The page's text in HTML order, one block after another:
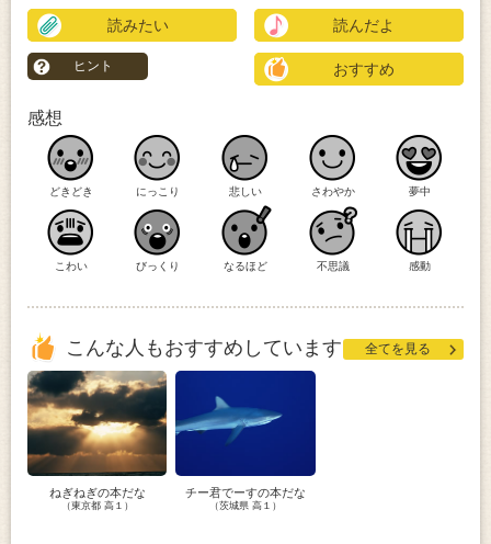
読みたい 読んだよ
ヒント おすすめ
感想
どきどき にっこり 悲しい さわやか 夢中
こわい びっくり なるほど 不思議 感動
こんな人もおすすめしています 全てを見る
ねぎねぎの本だな
（東京都 高１）
チー君でーすの本だな
（茨城県 高１）